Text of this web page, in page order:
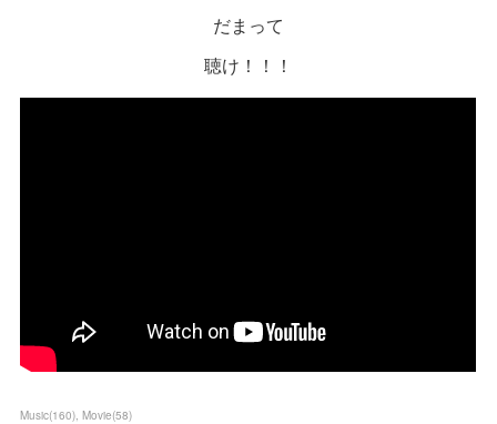
だまって
聴け！！！
Music(160) Movie(58)